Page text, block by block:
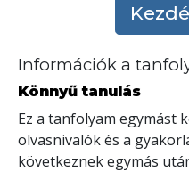
Információk a
Könnyű tanulás
Ez a tanfolyam egymást
olvasnivalók és a
következnek egymás